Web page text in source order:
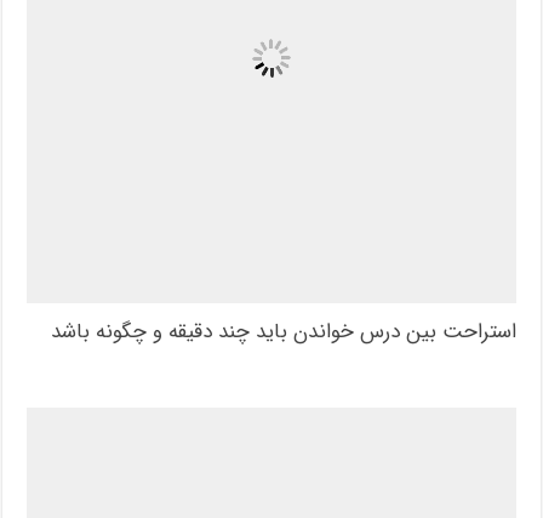
استراحت بین درس خواندن باید چند دقیقه و چگونه باشد